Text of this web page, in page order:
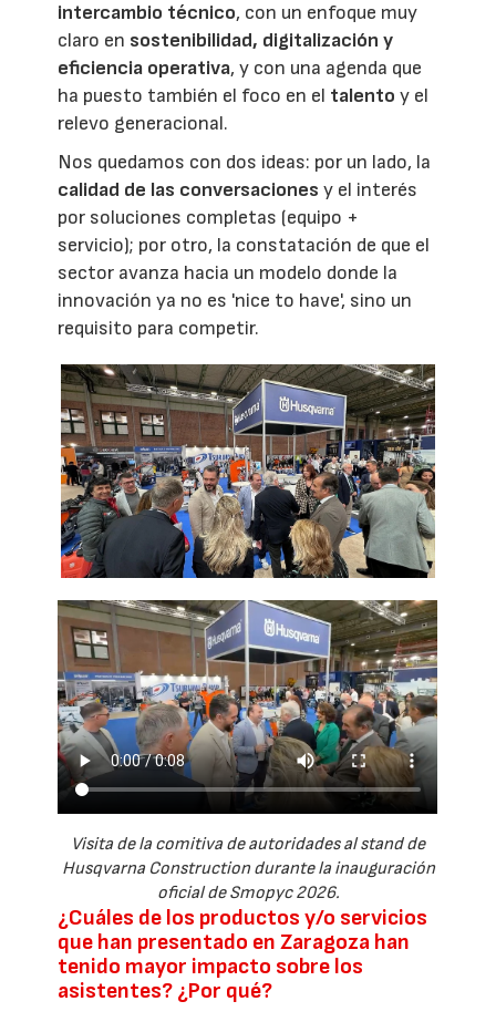
intercambio técnico, con un enfoque muy
claro en sostenibilidad, digitalización y
eficiencia operativa, y con una agenda que
ha puesto también el foco en el talento y el
relevo generacional.
Nos quedamos con dos ideas: por un lado, la
calidad de las conversacionesy el interés
por soluciones completas (equipo +
servicio); por otro, la constatación de que el
sector avanza hacia un modelo donde la
innovación ya no es 'nice to have', sino un
requisito para competir.
Visita de la comitiva de autoridades al stand de
Husqvarna Construction durante la inauguración
oficial de Smopyc 2026.
¿Cuáles de los productos y/o servicios
que han presentado en Zaragoza han
tenido mayor impacto sobre los
asistentes? ¿Por qué?